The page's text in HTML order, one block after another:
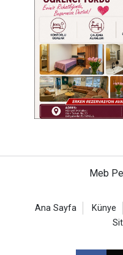
Meb
Ana Sayfa Künye